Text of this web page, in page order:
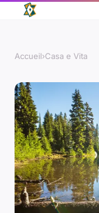
Accueil›Casa e Vita